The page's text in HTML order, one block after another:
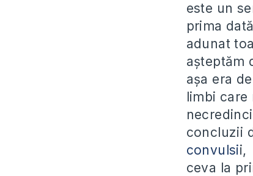
este un
prima
adunat
așteptăm
așa era
limbi
concluzii
convulsii,
ceva la